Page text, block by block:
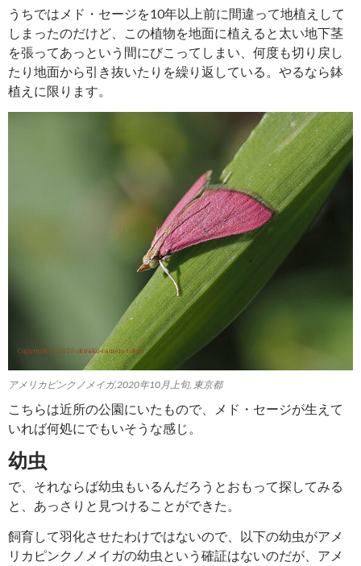
うちではメド・セージを10年以上前に間違って地植えして
しまったのだけど、この植物を地面に植えると太い地下茎
を張ってあっという間にびこってしまい、何度も切り戻し
たり地面から引き抜いたりを繰り返している。やるなら鉢
植えに限ります。
アメリカピンクノメイガ,2020年10月上旬, 東京都
こちらは近所の公園にいたもので、メド・セージが生えて
いれば何処にでもいそうな感じ。
幼虫
で、それならば幼虫もいるんだろうとおもって探してみる
と、あっさりと見つけることができた。
飼育して羽化させたわけではないので、以下の幼虫がアメ
リカピンクノメイガの幼虫という確証はないのだが、アメ